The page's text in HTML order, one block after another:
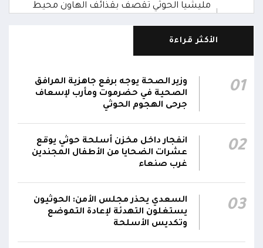
مليشيا الحوثي تقصف بقذائف الهاون محيط
قعطبة في الضالع
في الضالع
قصف حوثي عشوائي بالسلاح الثقيل يستهدف
الأكثر قراءة
01
وزير الصحة يوجه برفع جاهزية المرافق
الصحية في حضرموت ومأرب لإسعاف
جرحى الهجوم الحوثي
02
انفجار داخل مخزن أسلحة حوثي يوقع
عشرات الضحايا من الأطفال المجندين
غرب صنعاء
03
السعدي يحذر مجلس الأمن: الحوثيون
يستغلون التهدئة لإعادة التموضع
وتكديس الأسلحة